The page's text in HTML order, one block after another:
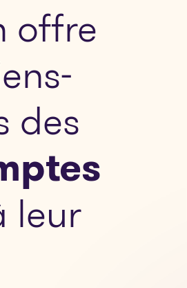
offre
des
leur